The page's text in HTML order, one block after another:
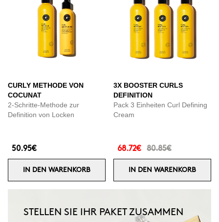
CURLY METHODE VON
COCUNAT
2-Schritte-Methode zur
Definition von Locken
50.95€
IN DEN WARENKORB
3X BOOSTER CURLS
DEFINITION
Pack 3 Einheiten Curl Defining
Cream
68.72€ 80.85€
IN DEN WARENKORB
STELLEN SIE IHR PAKET ZUSAMMEN